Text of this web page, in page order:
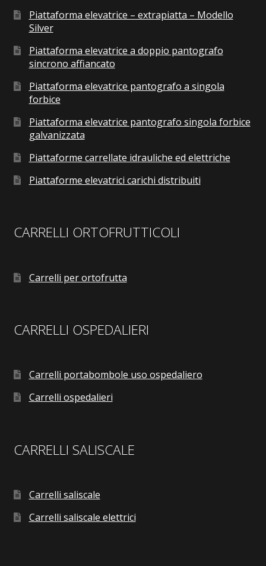
Piattaforma elevatrice – extrapiatta – Modello
Silver
Piattaforma elevatrice a doppio pantografo
sincrono affiancato
Piattaforma elevatrice pantografo a singola
forbice
Piattaforma elevatrice pantografo singola forbice
galvanizzata
Piattaforme carrellate idrauliche ed elettriche
Piattaforme elevatrici carichi distribuiti
CARRELLI ORTOFRUTTICOLI
Carrelli per ortofrutta
CARRELLI OSPEDALIERI
Carrelli portabombole uso ospedaliero
Carrelli ospedalieri
CARRELLI SALISCALE
Carrelli saliscale
Carrelli saliscale elettrici